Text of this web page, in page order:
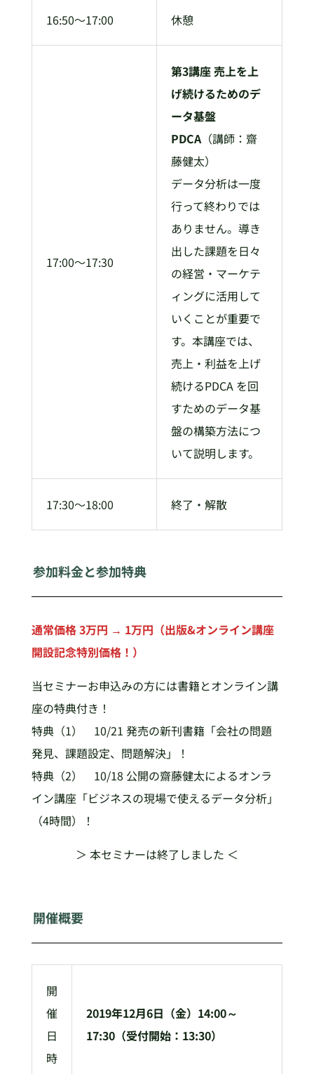
16:50～17:00 休憩
17:00～17:30
第3講座 売上を上
げ続けるためのデ
ータ基盤
PDCA（講師：齋
藤健太）
データ分析は一度
行って終わりでは
ありません。導き
出した課題を日々
の経営・マーケテ
ィングに活用して
いくことが重要で
す。本講座では、
売上・利益を上げ
続けるPDCA を回
すためのデータ基
盤の構築方法につ
いて説明します。
17:30～18:00 終了・解散
参加料金と参加特典
通常価格 3万円 → 1万円（出版&オンライン講座
開設記念特別価格！）
当セミナーお申込みの方には書籍とオンライン講
座の特典付き！
特典（1） 10/21 発売の新刊書籍「会社の問題
発見、課題設定、問題解決」！
特典（2） 10/18 公開の齋藤健太によるオンラ
イン講座「ビジネスの現場で使えるデータ分析」
（4時間）！
＞ 本セミナーは終了しました ＜
開催概要
開
催
日
時
2019年12月6日（金）14:00～
17:30（受付開始：13:30）